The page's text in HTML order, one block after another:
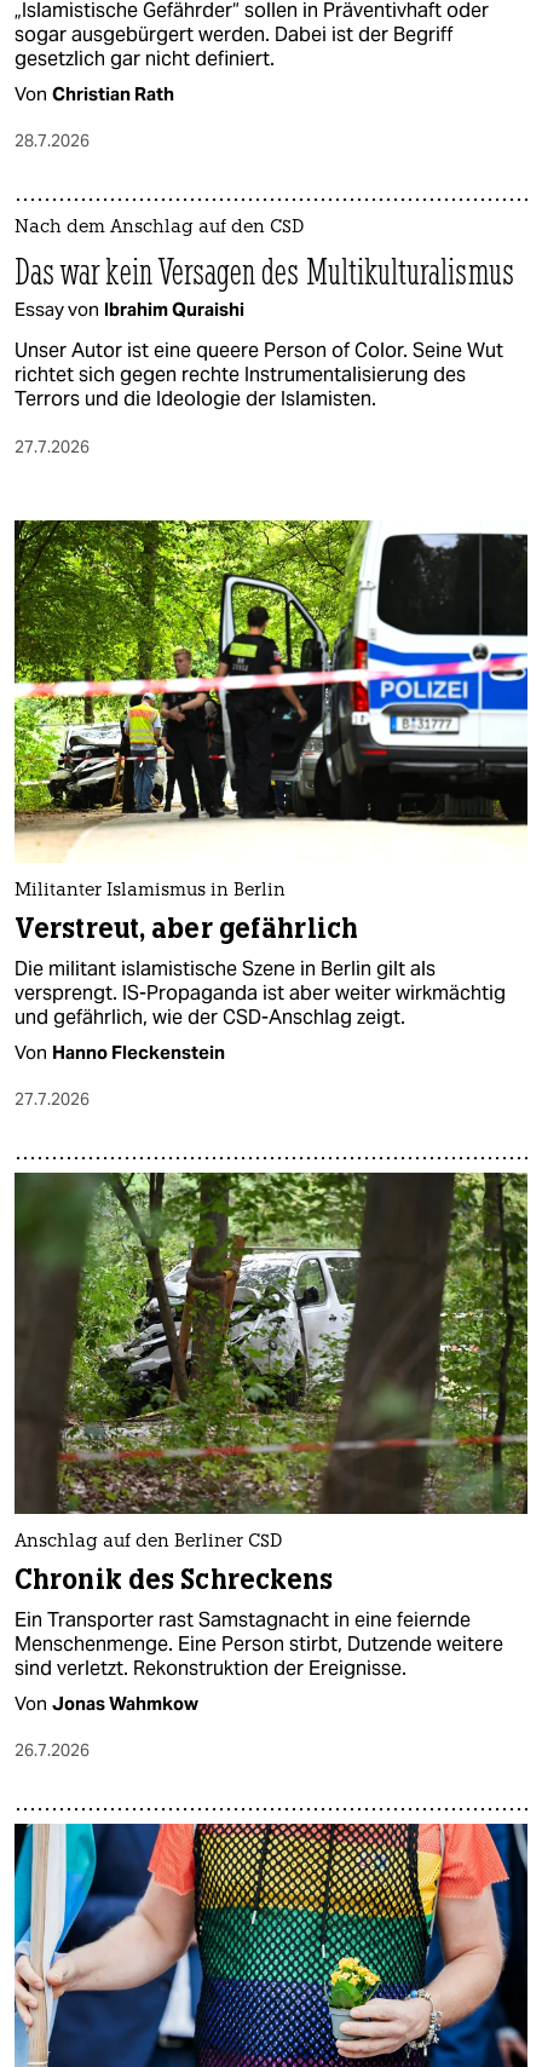
„Islamistische Gefährder“ sollen in Präventivhaft oder
sogar ausgebürgert werden. Dabei ist der Begriff
gesetzlich gar nicht definiert.
Von Christian Rath
28.7.2026
Nach dem Anschlag auf den CSD
Das war kein Versagen des Multikulturalismus
Essay von Ibrahim Quraishi
Unser Autor ist eine queere Person of Color. Seine Wut
richtet sich gegen rechte Instrumentalisierung des
Terrors und die Ideologie der Islamisten.
27.7.2026
Militanter Islamismus in Berlin
Verstreut, aber gefährlich
Die militant islamistische Szene in Berlin gilt als
versprengt. IS-Propaganda ist aber weiter wirkmächtig
und gefährlich, wie der CSD-Anschlag zeigt.
Von Hanno Fleckenstein
27.7.2026
Anschlag auf den Berliner CSD
Chronik des Schreckens
Ein Transporter rast Samstagnacht in eine feiernde
Menschenmenge. Eine Person stirbt, Dutzende weitere
sind verletzt. Rekonstruktion der Ereignisse.
Von Jonas Wahmkow
26.7.2026